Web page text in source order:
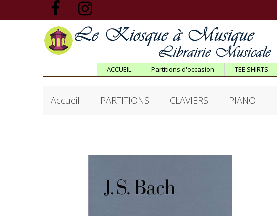
ACCUEIL Partitions d'occasion TEE SHIRTS
Accueil PARTITIONS CLAVIERS PIANO